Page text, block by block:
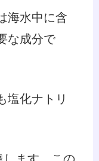
海水中に含
な成分で
塩化ナトリ